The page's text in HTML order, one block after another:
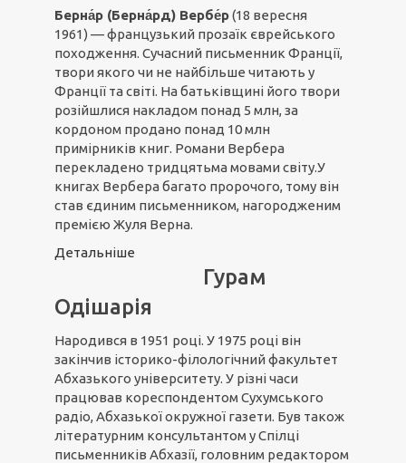
Берна́р (Берна́рд) Вербе́р(18 вересня
1961) — французький прозаїк єврейського
походження. Сучасний письменник Франції,
твори якого чи не найбільше читають у
Франції та світі. На батьківщині його твори
розійшлися накладом понад 5 млн, за
кордоном продано понад 10 млн
примірників книг. Романи Вербера
перекладено тридцятьма мовами світу.У
книгах Вербера багато пророчого, тому він
став єдиним письменником, нагородженим
премією Жуля Верна.
Детальніше
Гурам
Одішарія
Народився в 1951 році. У 1975 році він
закінчив історико-філологічний факультет
Абхазького університету. У різні часи
працював кореспондентом Сухумського
радіо, Абхазької окружної газети. Був також
літературним консультантом у Спілці
письменників Абхазії, головним редактором